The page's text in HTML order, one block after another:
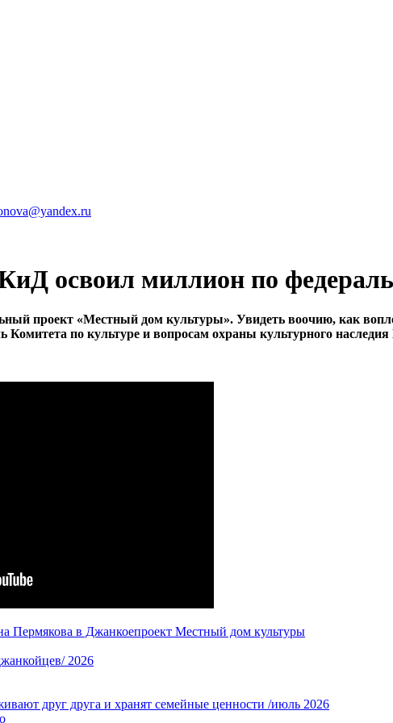
освоил миллион по
проект «Местный дом культуры». Увидеть воочию, как
Комитета по культуре и вопросам охраны культурного
Пермякова в Джанкоепроект Местный дом культуры
2026
друг друга и хранят семейные ценности /июль 2026